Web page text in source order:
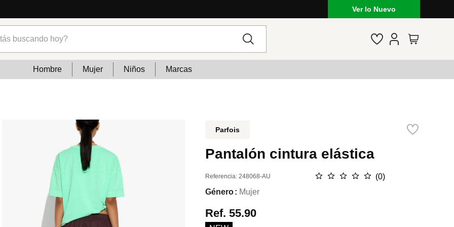
Lo que está de moda en Venezuela: marcas, estilo y tendenciasVer lo Nuevo
Hombre Mujer Niños Marcas
Parfois
Pantalón cintura elástica
Referencia:248068-AU ☆ ☆ ☆ ☆ ☆ (0)
Género
Mujer
Ref.55.90